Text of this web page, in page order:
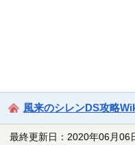
風来のシレンDS攻略
最終更新日：2020年06月06